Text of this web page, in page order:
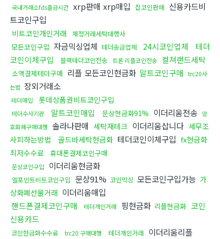
국내거래소fds출금시간 xrp판매 xrp매입 잡코인판매 신용카드비
트코인구입
비트코인개인거래 재정거래세탁대행사
모든코인구입 자금믹싱업체 테더송금업체 24시코인업체
테더
코인이체구입
블랙테더코인전송 트론 리플코인전송 컬쳐랜드세탁
소액결제테더구매 리플 모든코인현금화 알트코인구매
trc20사
는법 장외거래소
테더매입 롯데상품권비트코인구입
테더수사기관 알트코인매입 문상현금화91% 이더리움전송 암
호화폐구매대행
솔라나판매 세탁재테크 이더리움삽니다 세무조
사피하는방법
골드바세탁현금화 테더코인이체구입 fx현금화
최저수수료
휴대폰결제코인구매
문상코인구입 이더리움현금화
엘포인트비트코인구입 문상91% 코인믹싱 모든코인구입가능 가
상화폐선물거래 이더리움매입
핸드폰결제코인구매
테더개인거래 핑현금화 리플현금화 코인
신용카드
코인현금화수수료 trc20 구매대행 테더개인거래 이더리움리플